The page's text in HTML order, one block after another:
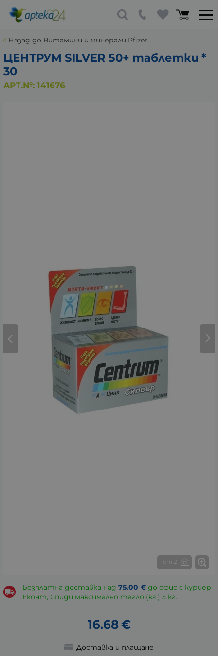
Назад до Витамини и минерали Pfizer
ЦЕНТРУМ SILVER 50+ таблетки *
30
АРТ.№: 141676
1 от 2
Безплатна доставка над 75.00 €до офис с куриер
Еконт, Спиди максимално тегло (кг.) 5 кг.
16.68€
Доставка и плащане